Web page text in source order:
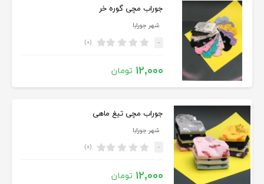
جوراب مچی گوره خر
شهر جورابا
- (۰)
۱۲,۰۰۰ تومان
جوراب مچی تیغ ماهی
شهر جورابا
- (۰)
۱۲,۰۰۰ تومان